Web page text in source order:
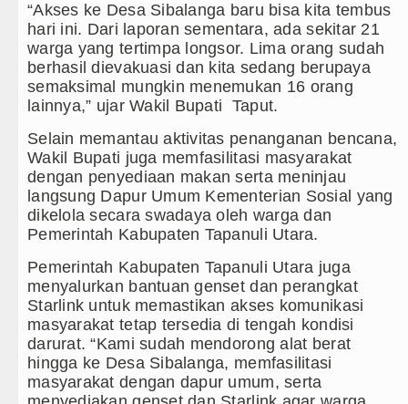
Manchester City vs Atletico
Emma Raducanu Absen di
Juventus Dikalahkan Inter Milan
PSG Ditahan Manchester
Chelsea Gilas AC Milan di Laga
Ketua GRIB Jaya Labuhanbatu
“Akses ke Desa Sibalanga baru bisa kita tembus
hari ini. Dari laporan sementara, ada sekitar 21
warga yang tertimpa longsor. Lima orang sudah
berhasil dievakuasi dan kita sedang berupaya
semaksimal mungkin menemukan 16 orang
lainnya,” ujar Wakil Bupati Taput.
Selain memantau aktivitas penanganan bencana,
Wakil Bupati juga memfasilitasi masyarakat
dengan penyediaan makan serta meninjau
langsung Dapur Umum Kementerian Sosial yang
dikelola secara swadaya oleh warga dan
Pemerintah Kabupaten Tapanuli Utara.
Pemerintah Kabupaten Tapanuli Utara juga
menyalurkan bantuan genset dan perangkat
Starlink untuk memastikan akses komunikasi
masyarakat tetap tersedia di tengah kondisi
darurat. “Kami sudah mendorong alat berat
hingga ke Desa Sibalanga, memfasilitasi
masyarakat dengan dapur umum, serta